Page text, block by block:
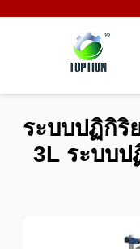
ระบบปฏิกิริ
3L ระบบป